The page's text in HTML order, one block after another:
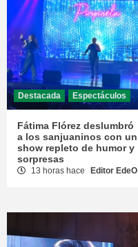
Destacada Espectáculos
Fátima Flórez deslumbró
a los sanjuaninos con un
show repleto de humor y
sorpresas
13 horas hace Editor EdeO